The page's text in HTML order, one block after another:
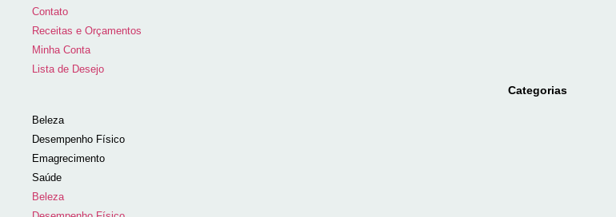
Contato
Receitas e Orçamentos
Minha Conta
Lista de Desejo
Categorias
Beleza
Desempenho Físico
Emagrecimento
Saúde
Beleza